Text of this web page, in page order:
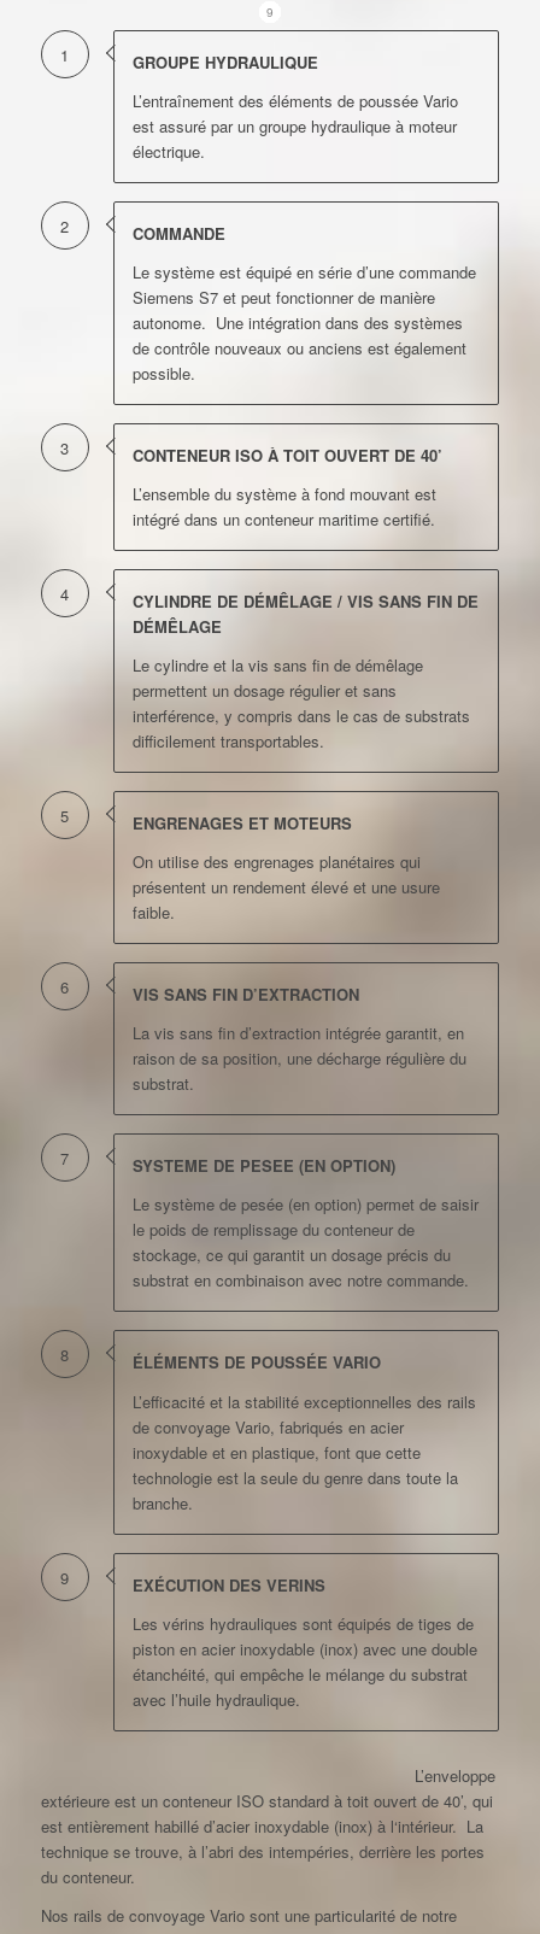
1
2
3
4
5
6
7
8
9
1
GROUPE HYDRAULIQUE
L’entraînement des éléments de poussée Vario
est assuré par un groupe hydraulique à moteur
électrique.
2
COMMANDE
Le système est équipé en série d’une commande
Siemens S7 et peut fonctionner de manière
autonome. Une intégration dans des systèmes
de contrôle nouveaux ou anciens est également
possible.
3
CONTENEUR ISO À TOIT OUVERT DE 40’
L’ensemble du système à fond mouvant est
intégré dans un conteneur maritime certifié.
4
CYLINDRE DE DÉMÊLAGE / VIS SANS FIN DE
DÉMÊLAGE
Le cylindre et la vis sans fin de démêlage
permettent un dosage régulier et sans
interférence, y compris dans le cas de substrats
difficilement transportables.
5
ENGRENAGES ET MOTEURS
On utilise des engrenages planétaires qui
présentent un rendement élevé et une usure
faible.
6
VIS SANS FIN D’EXTRACTION
La vis sans fin d’extraction intégrée garantit, en
raison de sa position, une décharge régulière du
substrat.
7
SYSTEME DE PESEE (EN OPTION)
Le système de pesée (en option) permet de saisir
le poids de remplissage du conteneur de
stockage, ce qui garantit un dosage précis du
substrat en combinaison avec notre commande.
8
ÉLÉMENTS DE POUSSÉE VARIO
L’efficacité et la stabilité exceptionnelles des rails
de convoyage Vario, fabriqués en acier
inoxydable et en plastique, font que cette
technologie est la seule du genre dans toute la
branche.
9
EXÉCUTION DES VERINS
Les vérins hydrauliques sont équipés de tiges de
piston en acier inoxydable (inox) avec une double
étanchéité, qui empêche le mélange du substrat
avec l’huile hydraulique.
L’enveloppe
extérieure est un conteneur ISO standard à toit ouvert de 40’, qui
est entièrement habillé d’acier inoxydable (inox) à l‘intérieur. La
technique se trouve, à l’abri des intempéries, derrière les portes
du conteneur.
Nos rails de convoyage Vario sont une particularité de notre